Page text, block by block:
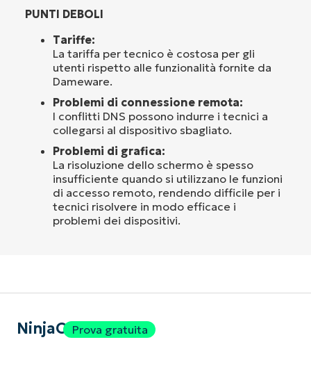
PUNTI DEBOLI
Tariffe:
La tariffa per tecnico è costosa per gli
utenti rispetto alle funzionalità fornite da
Dameware.
Problemi di connessione remota:
I conflitti DNS possono indurre i tecnici a
collegarsi al dispositivo sbagliato.
Problemi di grafica:
La risoluzione dello schermo è spesso
insufficiente quando si utilizzano le funzioni
di accesso remoto, rendendo difficile per i
tecnici risolvere in modo efficace i
problemi dei dispositivi.
NinjaOneProva gratuita